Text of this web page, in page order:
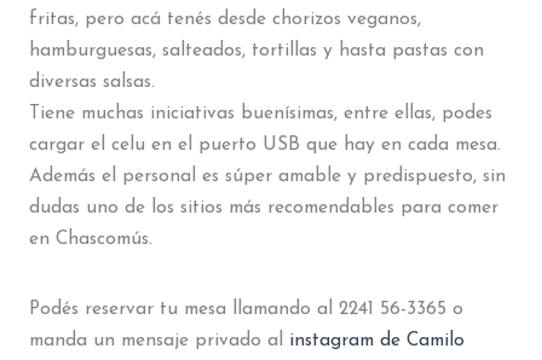
fritas, pero acá tenés desde chorizos veganos,
hamburguesas, salteados, tortillas y hasta pastas con
diversas salsas.
Tiene muchas iniciativas buenísimas, entre ellas, podes
cargar el celu en el puerto USB que hay en cada mesa.
Además el personal es súper amable y predispuesto, sin
dudas uno de los sitios más recomendables para comer
en Chascomús.
Podés reservar tu mesa llamando al 2241 56-3365 o
manda un mensaje privado al instagram de Camilo